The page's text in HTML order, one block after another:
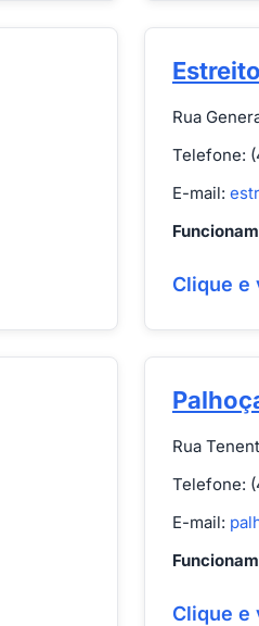
Estreito
Rua
Telefone:
E-mail:
Clique e
Rua
Telefone:
E-mail:
Clique e